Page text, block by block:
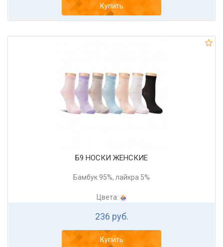
Купить
Б9 НОСКИ ЖЕНСКИЕ
Бамбук 95%, лайкра 5%
Цвета:
236 руб.
Купить